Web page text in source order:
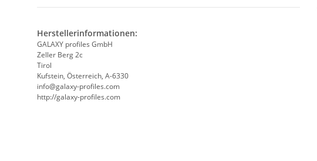
Herstellerinformationen:
GALAXY profiles GmbH
Zeller Berg 2c
Tirol
Kufstein, Österreich, A-6330
info@galaxy-profiles.com
http://galaxy-profiles.com